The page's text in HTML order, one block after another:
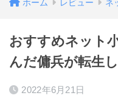
ホーム レビュー ネ
おすすめネット
んだ傭兵が転生
2022年6月21日